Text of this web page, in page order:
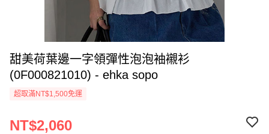
甜美荷葉邊一字領彈性泡泡袖襯衫
(0F000821010) - ehka sopo
超取滿NT$1,500免運
NT$2,060